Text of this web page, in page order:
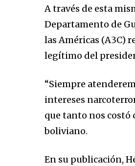
A través de esta
Departamento de
las Américas (A3C)
legítimo del
“Siempre
intereses
que tanto nos costó
boliviano.
En su publicación,